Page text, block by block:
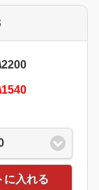
に入れる